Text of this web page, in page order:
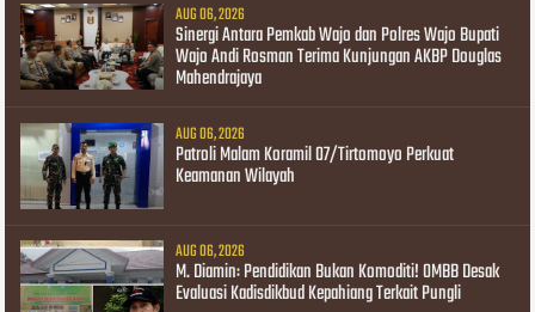
AUG 06, 2026
Sinergi Antara Pemkab Wajo dan Polres Wajo Bupati
Wajo Andi Rosman Terima Kunjungan AKBP Douglas
Mahendrajaya
AUG 06, 2026
Patroli Malam Koramil 07/Tirtomoyo Perkuat
Keamanan Wilayah
AUG 06, 2026
M. Diamin: Pendidikan Bukan Komoditi! OMBB Desak
Evaluasi Kadisdikbud Kepahiang Terkait Pungli